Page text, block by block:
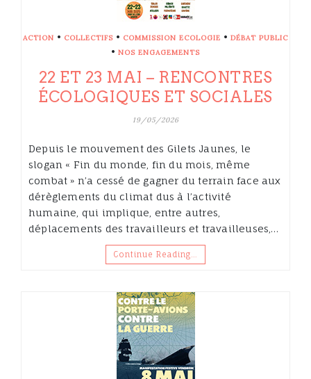
ACTION • COLLECTIFS • COMMISSION ECOLOGIE • DÉBAT PUBLIC
• NOS ENGAGEMENTS
22 ET 23 MAI – RENCONTRES
ÉCOLOGIQUES ET SOCIALES
19/05/2026
Depuis le mouvement des Gilets Jaunes, le
slogan « Fin du monde, fin du mois, même
combat » n’a cessé de gagner du terrain face aux
dérèglements du climat dus à l’activité
humaine, qui implique, entre autres,
déplacements des travailleurs et travailleuses,…
Continue Reading…